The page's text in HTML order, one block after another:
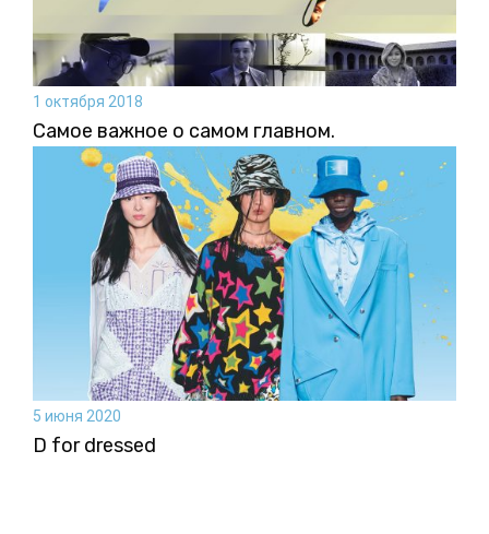
1 октября 2018
Самое важное о самом главном.
5 июня 2020
D for dressed